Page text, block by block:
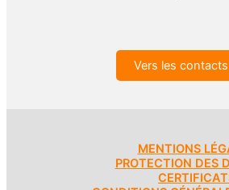
Vers les contacts
MENTIONS
PROTECTION DES